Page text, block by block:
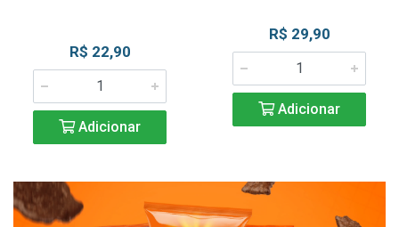
R$ 22,90
Adicionar
R$ 29,90
Adicionar